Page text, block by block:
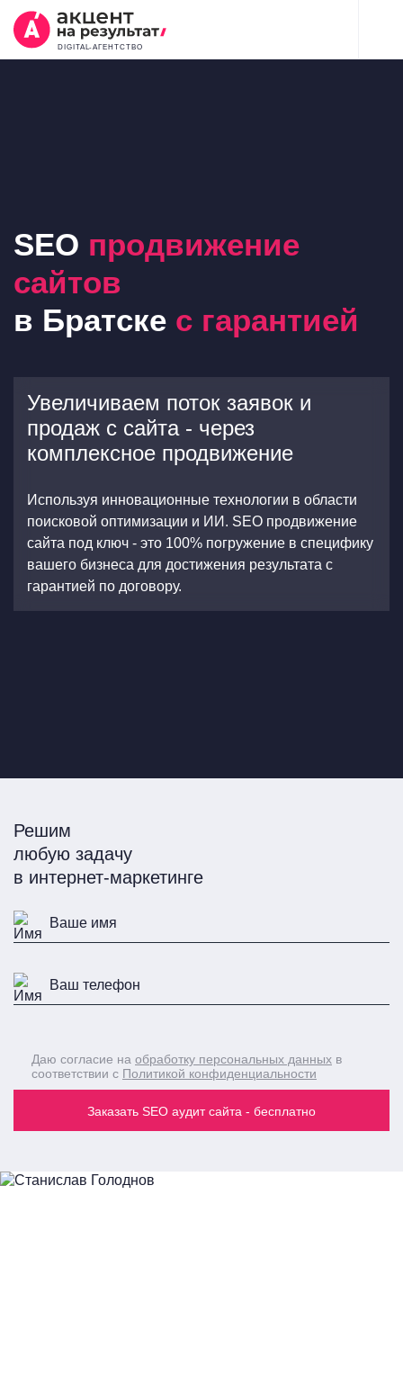
DIGITAL-АГЕНТСТВО
SEO продвижение
сайтов
в Братске с гарантией
Увеличиваем поток заявок и
продаж с сайта - через
комплексное продвижение
Используя инновационные технологии в области
поисковой оптимизации и ИИ. SEO продвижение
сайта под ключ - это 100% погружение в специфику
вашего бизнеса для достижения результата с
гарантией по договору.
Решим
любую задачу
в интернет-маркетинге
Заказать SEO аудит сайта - бесплатно
Даю согласие на обработку персональных данных в
соответствии с Политикой конфиденциальности